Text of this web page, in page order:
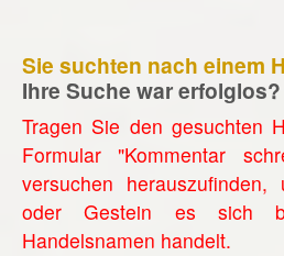
Sie suchten nach einem
Ihre Suche war erfolglos?
Tragen Sie den gesuchten
Formular "Kommentar
versuchen
oder Gestein es sich
Handelsnamen handelt.